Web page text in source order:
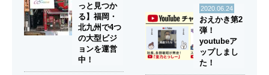
っと見つか
る】福岡・
北九州で4つ
の大型ビジ
ョンを運営
中！
2020.06.24
おえかき第2
弾！
youtubeア
ップしまし
た！